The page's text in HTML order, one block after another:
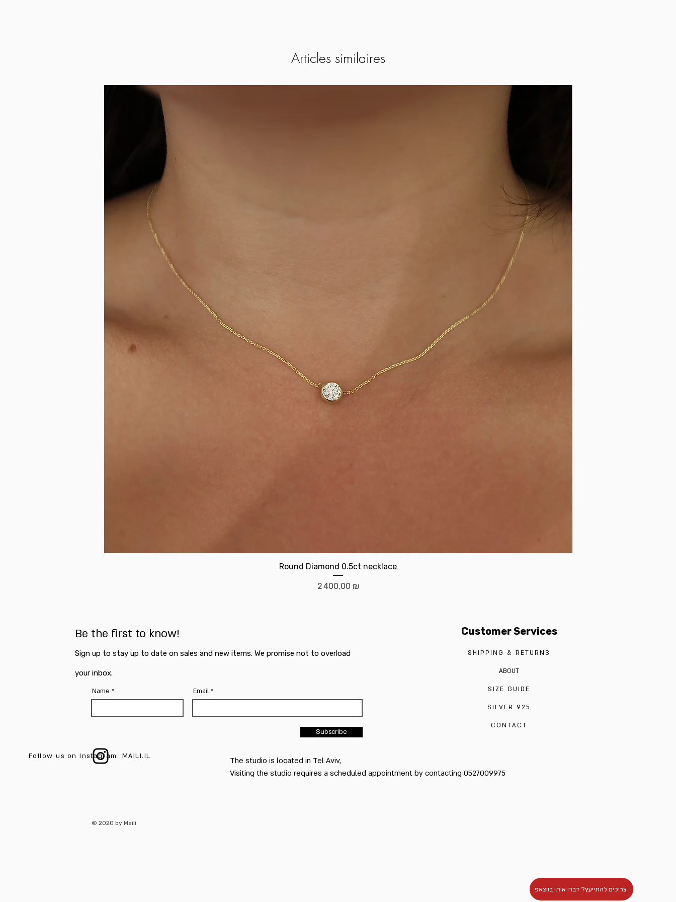
Articles similaires
Aperçu rapide
Round Diamond 0.5ct necklace
Prix
2 400,00 ₪
צריכים להתייעץ? דברו איתי בווצאפ
Be the first to know!
Sign up to stay up to date on sales and new items. We promise not to overload
your inbox.
Name Email
Subscribe
Customer Services
SHIPPING & RETURNS
ABOUT
SIZE GUIDE
SILVER 925
CONTACT
Follow us on Instagram: MAILI.IL
The studio is located in Tel Aviv,
Visiting the studio requires a scheduled appointment by contacting 0527009975
© 2020 by Maili